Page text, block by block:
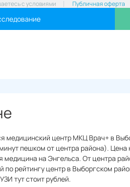
с условиями Публичная оферта
медицинский центр МКЦ Врач+ в
пешком от центра района). Цена
медицина на Энгельса. От центра
рейтингу центр в Выборгском
тут стоит рублей.